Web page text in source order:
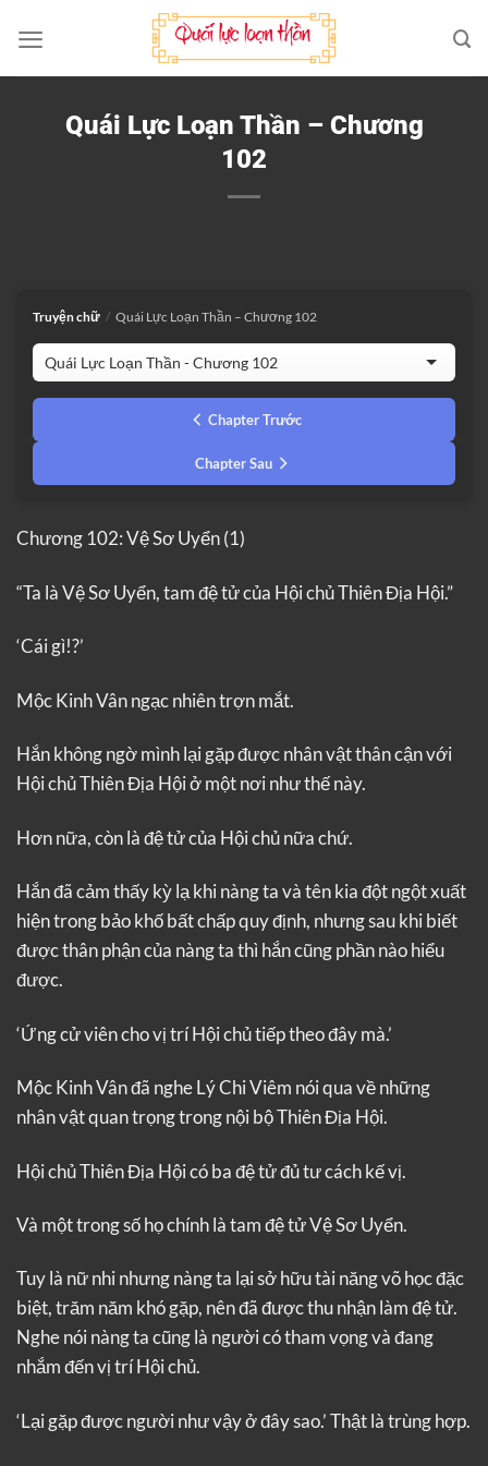
qua
nội
Quái Lực Loạn Thần – Chương
102
Truyện chữ / Quái Lực Loạn Thần – Chương 102
Chapter Trước
Chapter Sau
Chương 102: Vệ Sơ Uyển (1)
“Ta là Vệ Sơ Uyển, tam đệ tử của Hội chủ Thiên Địa Hội.”
‘Cái gì!?’
Mộc Kinh Vân ngạc nhiên trợn mắt.
Hắn không ngờ mình lại gặp được nhân vật thân cận với
Hội chủ Thiên Địa Hội ở một nơi như thế này.
Hơn nữa, còn là đệ tử của Hội chủ nữa chứ.
Hắn đã cảm thấy kỳ lạ khi nàng ta và tên kia đột ngột xuất
hiện trong bảo khố bất chấp quy định, nhưng sau khi biết
được thân phận của nàng ta thì hắn cũng phần nào hiểu
được.
‘Ứng cử viên cho vị trí Hội chủ tiếp theo đây mà.’
Mộc Kinh Vân đã nghe Lý Chi Viêm nói qua về những
nhân vật quan trọng trong nội bộ Thiên Địa Hội.
Hội chủ Thiên Địa Hội có ba đệ tử đủ tư cách kế vị.
Và một trong số họ chính là tam đệ tử Vệ Sơ Uyển.
Tuy là nữ nhi nhưng nàng ta lại sở hữu tài năng võ học đặc
biệt, trăm năm khó gặp, nên đã được thu nhận làm đệ tử.
Nghe nói nàng ta cũng là người có tham vọng và đang
nhắm đến vị trí Hội chủ.
‘Lại gặp được người như vậy ở đây sao.’ Thật là trùng hợp.